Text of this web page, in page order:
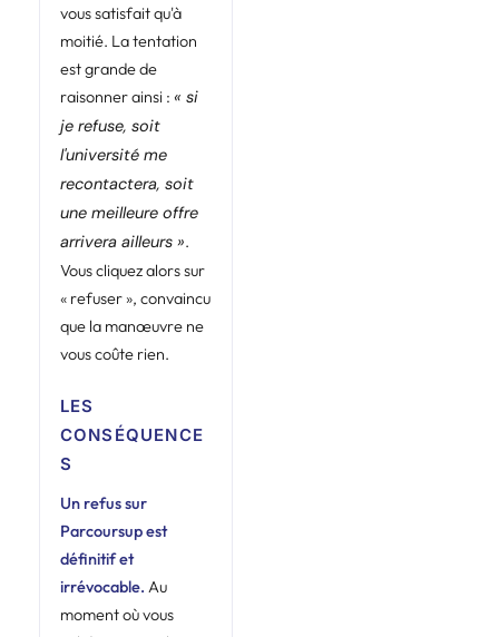
vous satisfait qu'à
moitié. La tentation
est grande de
raisonner ainsi : « si
je refuse, soit
l'université me
recontactera, soit
une meilleure offre
arrivera ailleurs ».
Vous cliquez alors sur
« refuser », convaincu
que la manœuvre ne
vous coûte rien.
LES
CONSÉQUENCE
S
Un refus sur
Parcoursup est
définitif et
irrévocable. Au
moment où vous